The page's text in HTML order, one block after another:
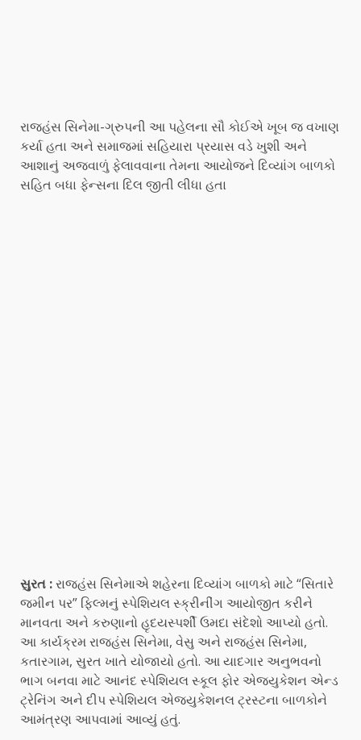
રાજહંસ સિનેમા-ગ્રુપની આ પહેલના સૌ કોઈએ ખૂબ જ વખાણ
કર્યા હતા અને સમાજમાં સહિયારા પ્રયાસ વડે ખુશી અને
આશાનું અજવાળું ફેલાવવાના તેમના આયોજને દિવ્યાંગ બાળકો
સહિત બધા ફેન્સના દિલ જીતી લીધા હતા
સુરત :રાજહંસ સિનેમાએ શહેરના દિવ્યાંગ બાળકો માટે “સિતારે
જમીન પર” ફિલ્મનું સ્પેશિયલ સ્ક્રીનીંગ આયોજીત કરીને
માનવતા અને કરુણાનો હૃદયસ્પર્શી ઉમદા સંદેશો આપ્યો હતો.
આ કાર્યક્રમ રાજહંસ સિનેમા, વેસુ અને રાજહંસ સિનેમા,
કતારગામ, સુરત ખાતે યોજાયો હતો. આ યાદગાર અનુભવનો
ભાગ બનવા માટે આનંદ સ્પેશિયલ સ્કૂલ ફોર એજ્યુકેશન એન્ડ
ટ્રેનિંગ અને દીપ સ્પેશિયલ એજ્યુકેશનલ ટ્રસ્ટના બાળકોને
આમંત્રણ આપવામાં આવ્યું હતું.